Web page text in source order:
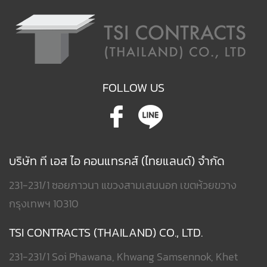
FOLLOW US
บริษัท ที เอส ไอ คอนแทรคส์ (ไทยแลนด์) จำกัด
231-231/1 ซอยภาวนา แขวงสามเสนนอก เขตห้วยขวาง
กรุงเทพฯ 10310
TSI CONTRACTS (THAILAND) CO., LTD.
231-231/1 Soi Phawana, Khwang Samsennok, Khet